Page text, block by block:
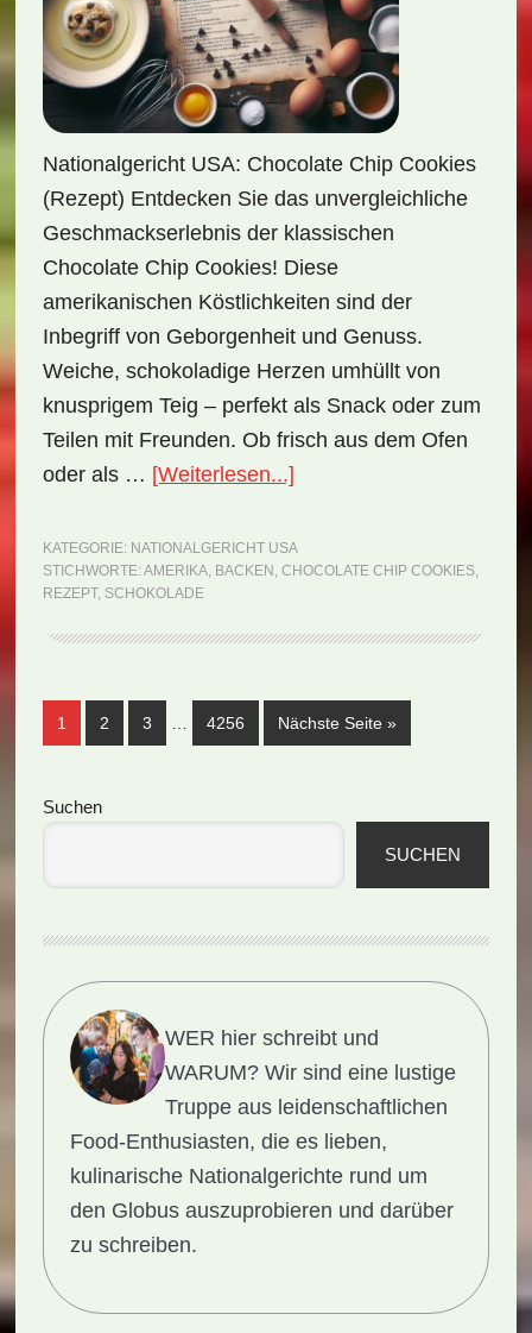
Nationalgericht USA: Chocolate Chip Cookies
(Rezept) Entdecken Sie das unvergleichliche
Geschmackserlebnis der klassischen
Chocolate Chip Cookies! Diese
amerikanischen Köstlichkeiten sind der
Inbegriff von Geborgenheit und Genuss.
Weiche, schokoladige Herzen umhüllt von
knusprigem Teig – perfekt als Snack oder zum
Teilen mit Freunden. Ob frisch aus dem Ofen
oder als … [Weiterlesen...]ÜberNationalgericht
Chocolate
Chip
(Rezept)
KATEGORIE: NATIONALGERICHT USA
STICHWORTE: AMERIKA, BACKEN , CHOCOLATE CHIP COOKIES,
REZEPT, SCHOKOLADE
Seite
1 Seite
2 Seite
3 Seite
4256 Nächste Seite aufrufen
»
Seitenspalte
Suchen
SUCHEN
WER hier schreibt und
WARUM? Wir sind eine lustige
Truppe aus leidenschaftlichen
Food-Enthusiasten, die es lieben,
kulinarische Nationalgerichte rund um
den Globus auszuprobieren und darüber
zu schreiben.